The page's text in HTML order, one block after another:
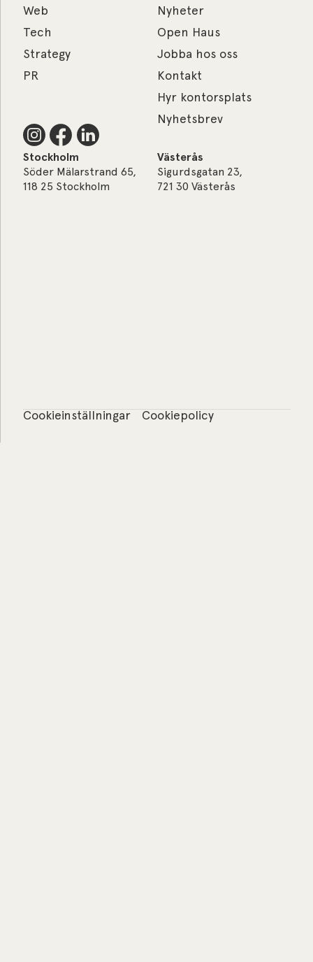
Web
Tech
Strategy
PR
Nyheter
Open Haus
Jobba hos oss
Kontakt
Hyr kontorsplats
Nyhetsbrev
Stockholm
Söder Mälarstrand 65,
118 25 Stockholm
Västerås
Sigurdsgatan 23,
721 30 Västerås
Cookieinställningar Cookiepolicy